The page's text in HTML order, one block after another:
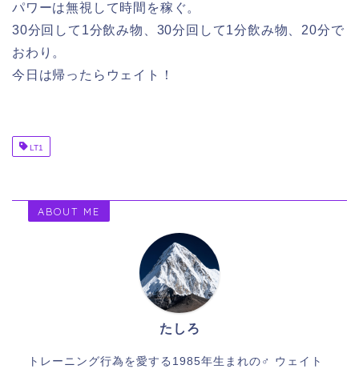
パワーは無視して時間を稼ぐ。
30分回して1分飲み物、30分回して1分飲み物、20分で
おわり。
今日は帰ったらウェイト！
LT1
ABOUT ME
たしろ
トレーニング行為を愛する1985年生まれの♂ ウェイト